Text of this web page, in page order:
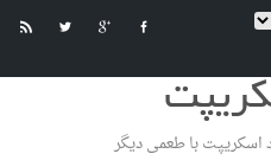
اسکریپت با طعمی دیگر